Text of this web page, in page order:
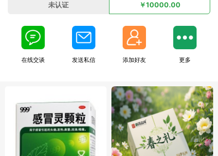
未认证 ￥10000.00
在线交谈 发送私信 添加好友 更多